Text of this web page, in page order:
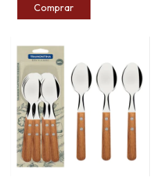
Comprar